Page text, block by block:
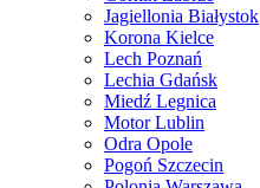
Jagiellonia Białystok
Korona Kielce
Lech Poznań
Lechia Gdańsk
Miedź Legnica
Motor Lublin
Odra Opole
Pogoń Szczecin